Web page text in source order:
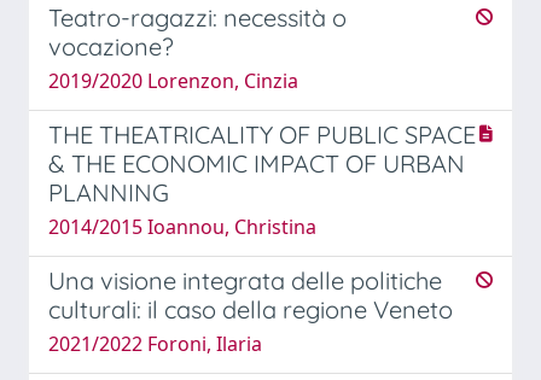
Teatro-ragazzi: necessità o
vocazione?
2019/2020 Lorenzon, Cinzia
THE THEATRICALITY OF PUBLIC SPACE
& THE ECONOMIC IMPACT OF URBAN
PLANNING
2014/2015 Ioannou, Christina
Una visione integrata delle politiche
culturali: il caso della regione Veneto
2021/2022 Foroni, Ilaria